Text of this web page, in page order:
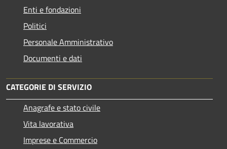
Enti e fondazioni
Politici
Personale Amministrativo
Documenti e dati
CATEGORIE DI SERVIZIO
Anagrafe e stato civile
Vita lavorativa
Imprese e Commercio